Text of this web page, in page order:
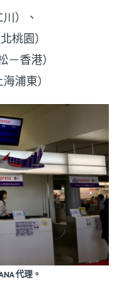
）、
桃園）
－香港）
浦東）
代理。